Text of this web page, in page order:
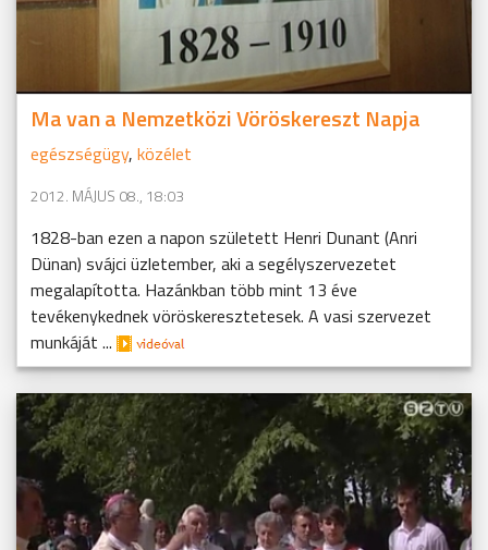
Ma van a Nemzetközi Vöröskereszt Napja
egészségügy, közélet
2012. MÁJUS 08., 18:03
1828-ban ezen a napon született Henri Dunant (Anri
Dünan) svájci üzletember, aki a segélyszervezetet
megalapította. Hazánkban több mint 13 éve
tevékenykednek vöröskeresztetesek. A vasi szervezet
munkáját ...